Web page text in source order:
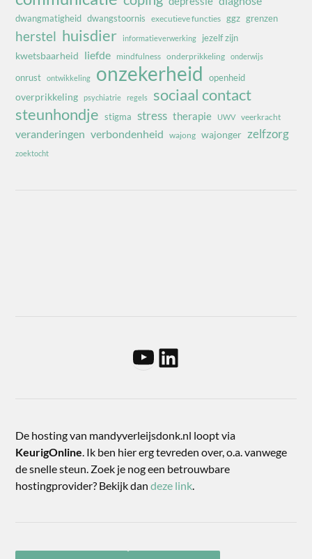
dwangmatigheid dwangstoornis executieve functies ggz grenzen
herstel huisdier informatieverwerking jezelf zijn
kwetsbaarheid liefde mindfulness onderprikkeling onderwijs
onrust ontwikkeling onzekerheid openheid
overprikkeling psychiatrie regels
sociaal contact
steunhondje stigma stress therapie UWV veerkracht
veranderingen verbondenheid wajong wajonger zelfzorg
zoektocht
De hosting van mandyverleijsdonk.nl loopt via
KeurigOnline. Ik ben hier erg tevreden over, o.a. vanwege
de snelle steun. Zoek je nog een betrouwbare
hostingprovider? Bekijk dandeze link.